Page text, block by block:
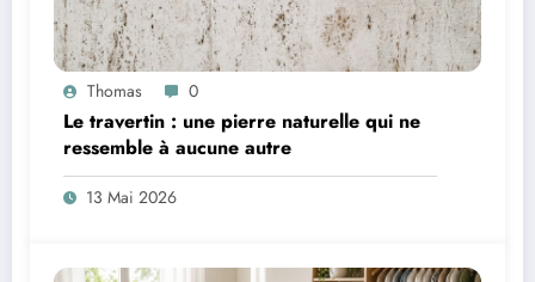
Thomas 0
Le travertin : une pierre naturelle qui ne
ressemble à aucune autre
13 Mai 2026